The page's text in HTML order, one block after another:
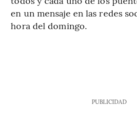
en un mensaje en las redes
hora del domingo.
PUBLICIDAD